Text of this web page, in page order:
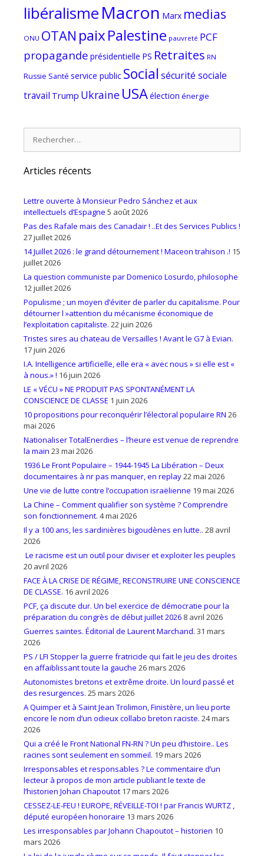
libéralismeMacron Marx medias
ONU OTAN paixPalestine pauvreté PCF
propagande présidentielle PS Retraites RN
Russie Santé service public Social sécurité sociale
travail Trump Ukraine USAélection énergie
Articles récents
Lettre ouverte à Monsieur Pedro Sánchez et aux
intellectuels d’Espagne 5 août 2026
Pas des Rafale mais des Canadair ! ..Et des Services Publics !
27 juillet 2026
14 Juillet 2026 : le grand détournement ! Maceon trahison .! 15
juillet 2026
La question communiste par Domenico Losurdo, philosophe
12 juillet 2026
Populisme ; un moyen d’éviter de parler du capitalisme. Pour
détourner l »attention du mécanisme économique de
l’exploitation capitaliste. 22 juin 2026
Tristes sires au chateau de Versailles ! Avant le G7 à Evian.
17 juin 2026
I.A. Intelligence artificielle, elle era « avec nous » si elle est «
à nous.» ! 16 juin 2026
LE « VÉCU » NE PRODUIT PAS SPONTANÉMENT LA
CONSCIENCE DE CLASSE 1 juin 2026
10 propositions pour reconquérir l’électoral populaire RN 26
mai 2026
Nationaliser TotalEnerdies – l’heure est venue de reprendre
la main 23 mai 2026
1936 Le Front Populaire – 1944-1945 La Libération – Deux
documentaires à nr pas manquer, en replay22 mai 2026
Une vie de lutte contre l’occupation israëlienne 19 mai 2026
La Chine – Comment qualifier son système ? Comprendre
son fonctionnement. 4 mai 2026
Il y a 100 ans, les sardinières bigoudènes en lutte.. 28 avril
2026
Le racisme est un outil pour diviser et exploiter les peuples
20 avril 2026
FACE À LA CRISE DE RÉGIME, RECONSTRUIRE UNE CONSCIENCE
DE CLASSE. 16 avril 2026
PCF, ça discute dur. Un bel exercice de démocratie pour la
préparation du congrès de début juillet 2026 8 avril 2026
Guerres saintes. Éditorial de Laurent Marchand. 31 mars
2026
PS / LFI Stopper la guerre fratricide qui fait le jeu des droites
en affaiblissant toute la gauche 26 mars 2026
Autonomistes bretons et extrême droite. Un lourd passé et
des resurgences. 25 mars 2026
A Quimper et à Saint Jean Trolimon, Finistère, un lieu porte
encore le nom d’un odieux collabo breton raciste. 24 mars
2026
Qui a créé le Front National FN-RN ? Un peu d’histoire.. Les
racines sont seulement en sommeil. 19 mars 2026
Irresponsables et responsables ? Le commentaire d’un
lecteur à propos de mon article publiant le texte de
l’historien Johan Chapoutot 17 mars 2026
CESSEZ-LE-FEU ! EUROPE, RÉVEILLE-TOI ! par Francis WURTZ ,
député européen honoraire 13 mars 2026
Les irresponsables par Johann Chapoutot – historien 10
mars 2026